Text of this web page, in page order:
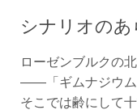
シナリオの
ローゼンブルクの
――「ギムナジウム
そこでは齢にして